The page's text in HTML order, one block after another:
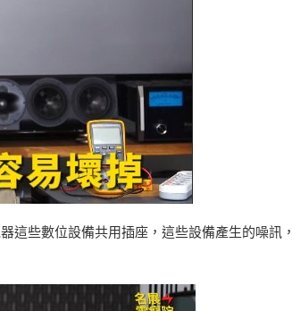
這些數位設備共用插座，這些設備產生的噪訊